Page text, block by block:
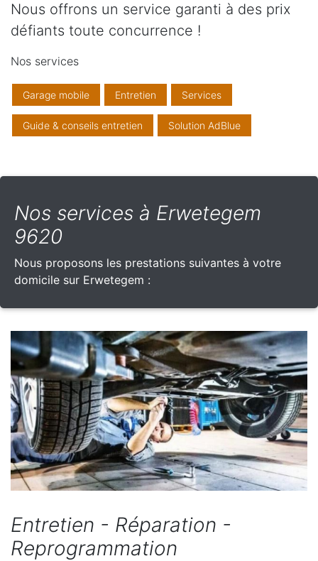
Nous offrons un service garanti à des prix
défiants toute concurrence !
Nos services
Garage mobile Entretien Services
Guide & conseils entretien Solution AdBlue
Nos services à Erwetegem
9620
Nous proposons les prestations suivantes à votre
domicile sur Erwetegem :
Entretien - Réparation -
Reprogrammation